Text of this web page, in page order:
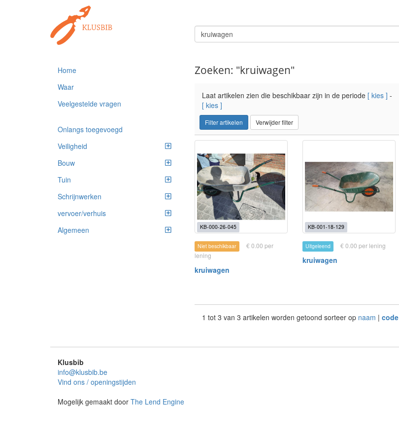
Home
Waar
Veelgestelde vragen
Onlangs toegevoegd
Veiligheid
Bouw
Tuin
Schrijnwerken
vervoer/verhuis
Algemeen
Zoeken: "kruiwagen"
Laat artikelen zien die beschikbaar zijn in de periode [ kies ] -
[ kies ]
Filter artikelen Verwijder filter
KB-000-26-045
Niet beschikbaar
€ 0.00 per
lening
kruiwagen
KB-001-18-129
Uitgeleend € 0.00 per lening
kruiwagen
1 tot 3 van 3 artikelen worden getoond sorteer op naam | code
Klusbib
info@klusbib.be
Vind ons / openingstijden
Mogelijk gemaakt door The Lend Engine